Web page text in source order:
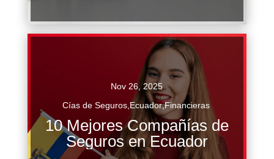
Nov 26, 2025
Cías de Seguros, Ecuador,Financieras
10 Mejores Compañías de
Seguros en Ecuador
En el contexto económico y social de Ecuador,
el sector asegurador juega un rol fundamental
en la protección de los activos individuales,
familiares y empresariales...